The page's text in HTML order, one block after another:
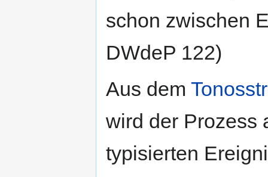
schon zwischen
DWdeP 122)
Aus dem
wird der Prozess
typisierten